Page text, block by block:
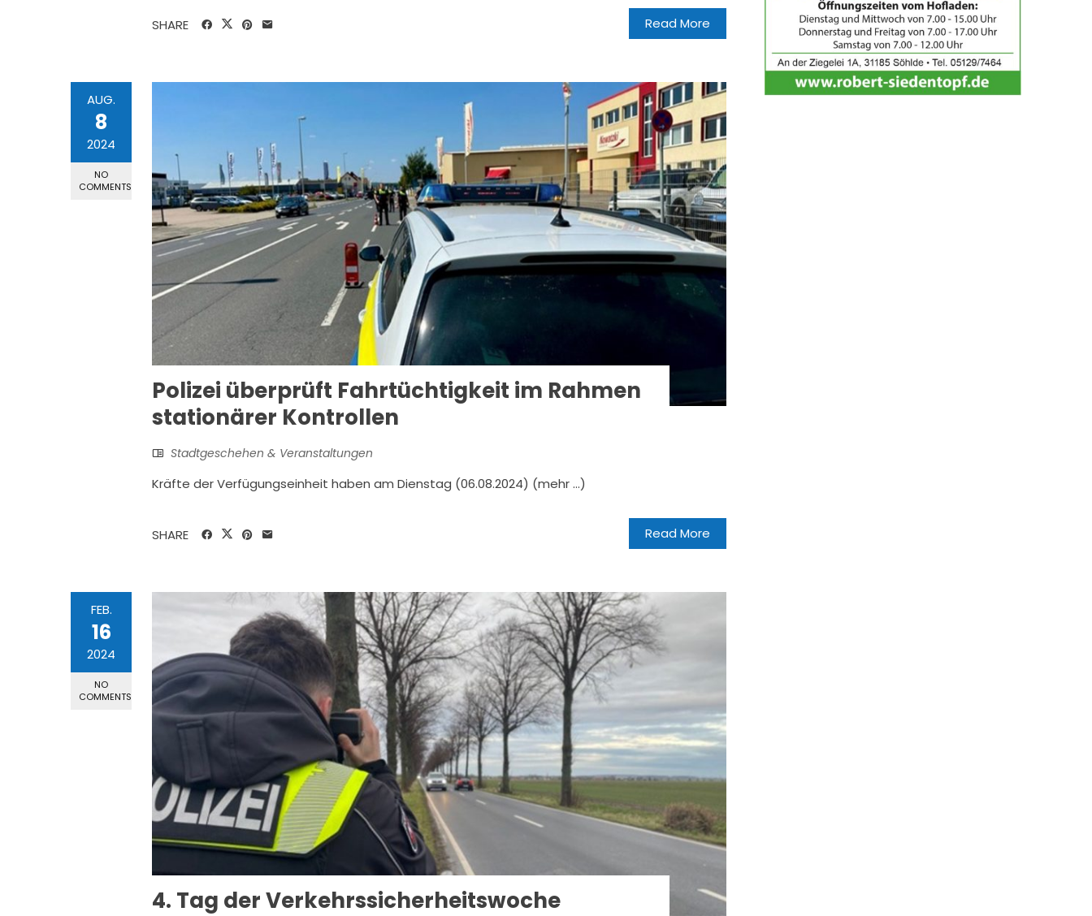
Read More
SHARE
AUG.
8
2024
NO
COMMENTS
Polizei überprüft Fahrtüchtigkeit im Rahmen
stationärer Kontrollen
Stadtgeschehen & Veranstaltungen
Kräfte der Verfügungseinheit haben am Dienstag (06.08.2024) (mehr …)
Read More
SHARE
FEB.
16
2024
NO
COMMENTS
4. Tag der Verkehrssicherheitswoche